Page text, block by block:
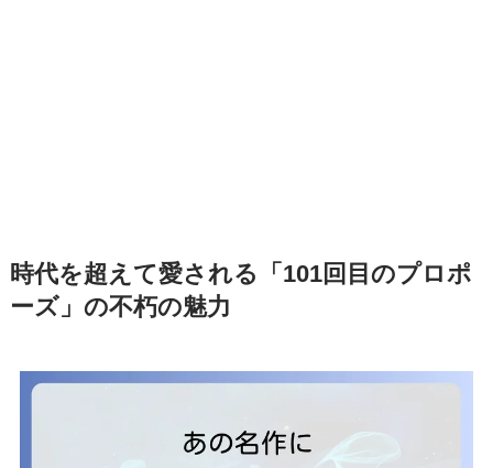
時代を超えて愛される「101回目のプロポ
ーズ」の不朽の魅力